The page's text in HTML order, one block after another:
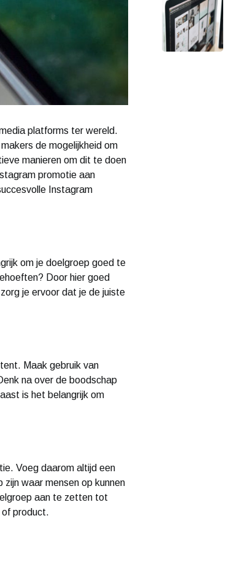
platforms ter wereld.
de mogelijkheid om
manieren om dit te doen
promotie aan
Instagram
om je doelgroep goed te
Door hier goed
je ervoor dat je de juiste
Maak gebruik van
na over de boodschap
is het belangrijk om
Voeg daarom altijd een
waar mensen op kunnen
aan te zetten tot
product.